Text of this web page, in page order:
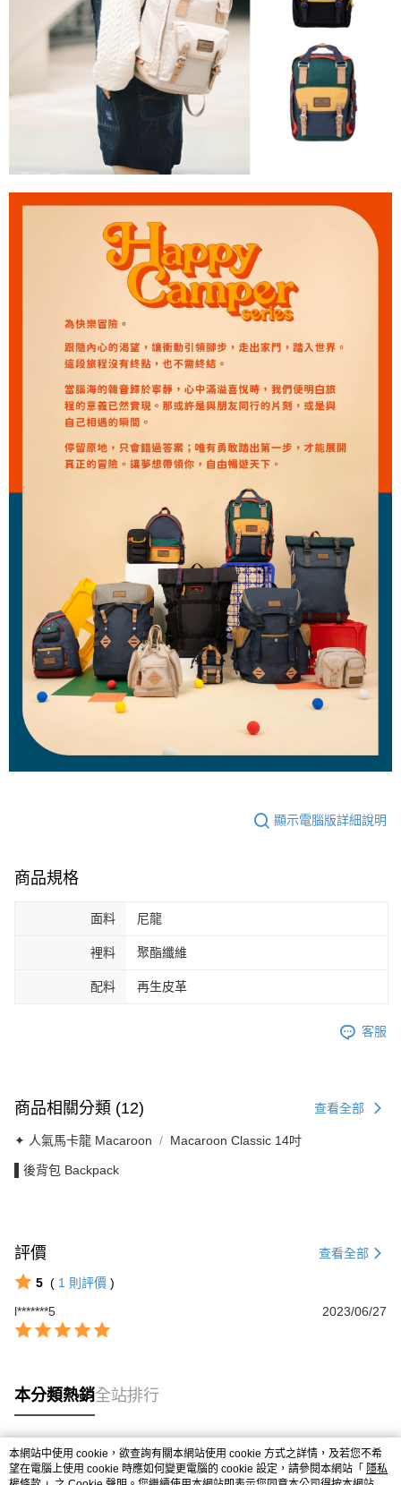
顯示電腦版詳細說明
商品規格
面料 尼龍
裡料 聚酯纖維
配料 再生皮革
客服
商品相關分類 (12) 查看全部
✦ 人氣馬卡龍 Macaroon Macaroon Classic 14吋
▌後背包 Backpack
評價 查看全部
5 ( 1 則評價 )
l*******5
2023/06/27
本分類熱銷全站排行
熱門標籤
本網站中使用 cookie，欲查詢有關本網站使用 cookie 方式之詳情，及若您不希
望在電腦上使用 cookie 時應如何變更電腦的 cookie 設定，請參閱本網站「 隱私